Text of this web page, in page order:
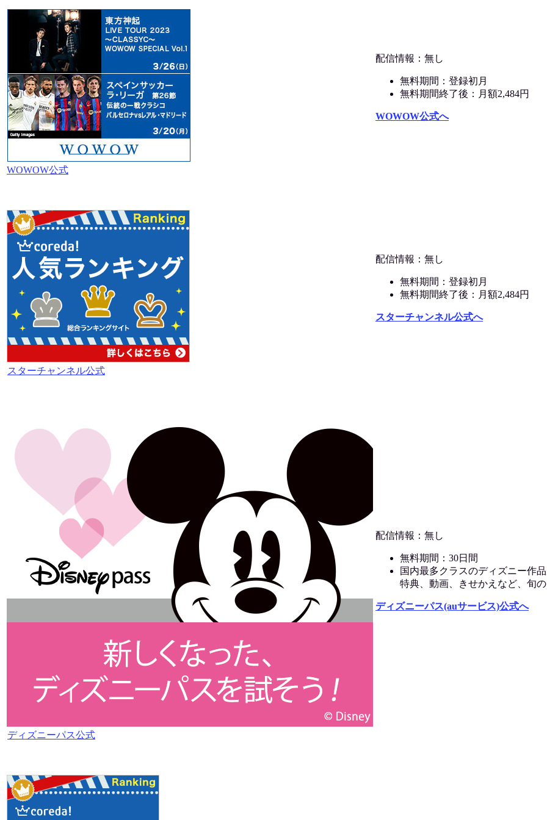
WOWOW公式
配信情報：無し
無料期間：登録初月
無料期間終了後：月額2,484円
WOWOW公式へ
スターチャンネル公式
配信情報：無し
無料期間：登録初月
無料期間終了後：月額2,484円
スターチャンネル公式へ
ディズニーパス公式
配信情報：無し
無料期間：30日間
国内最多クラスのディズニー作
特典、動画、きせかえなど、旬
ディズニーパス(auサービス)公式へ